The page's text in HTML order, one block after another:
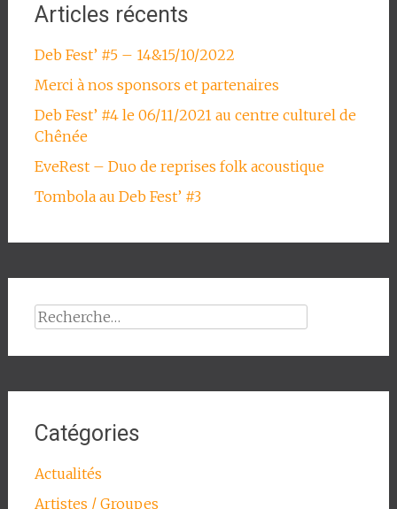
Articles récents
Deb Fest’ #5 – 14&15/10/2022
Merci à nos sponsors et partenaires
Deb Fest’ #4 le 06/11/2021 au centre culturel de
Chênée
EveRest – Duo de reprises folk acoustique
Tombola au Deb Fest’ #3
Rechercher :
Catégories
Actualités
Artistes / Groupes